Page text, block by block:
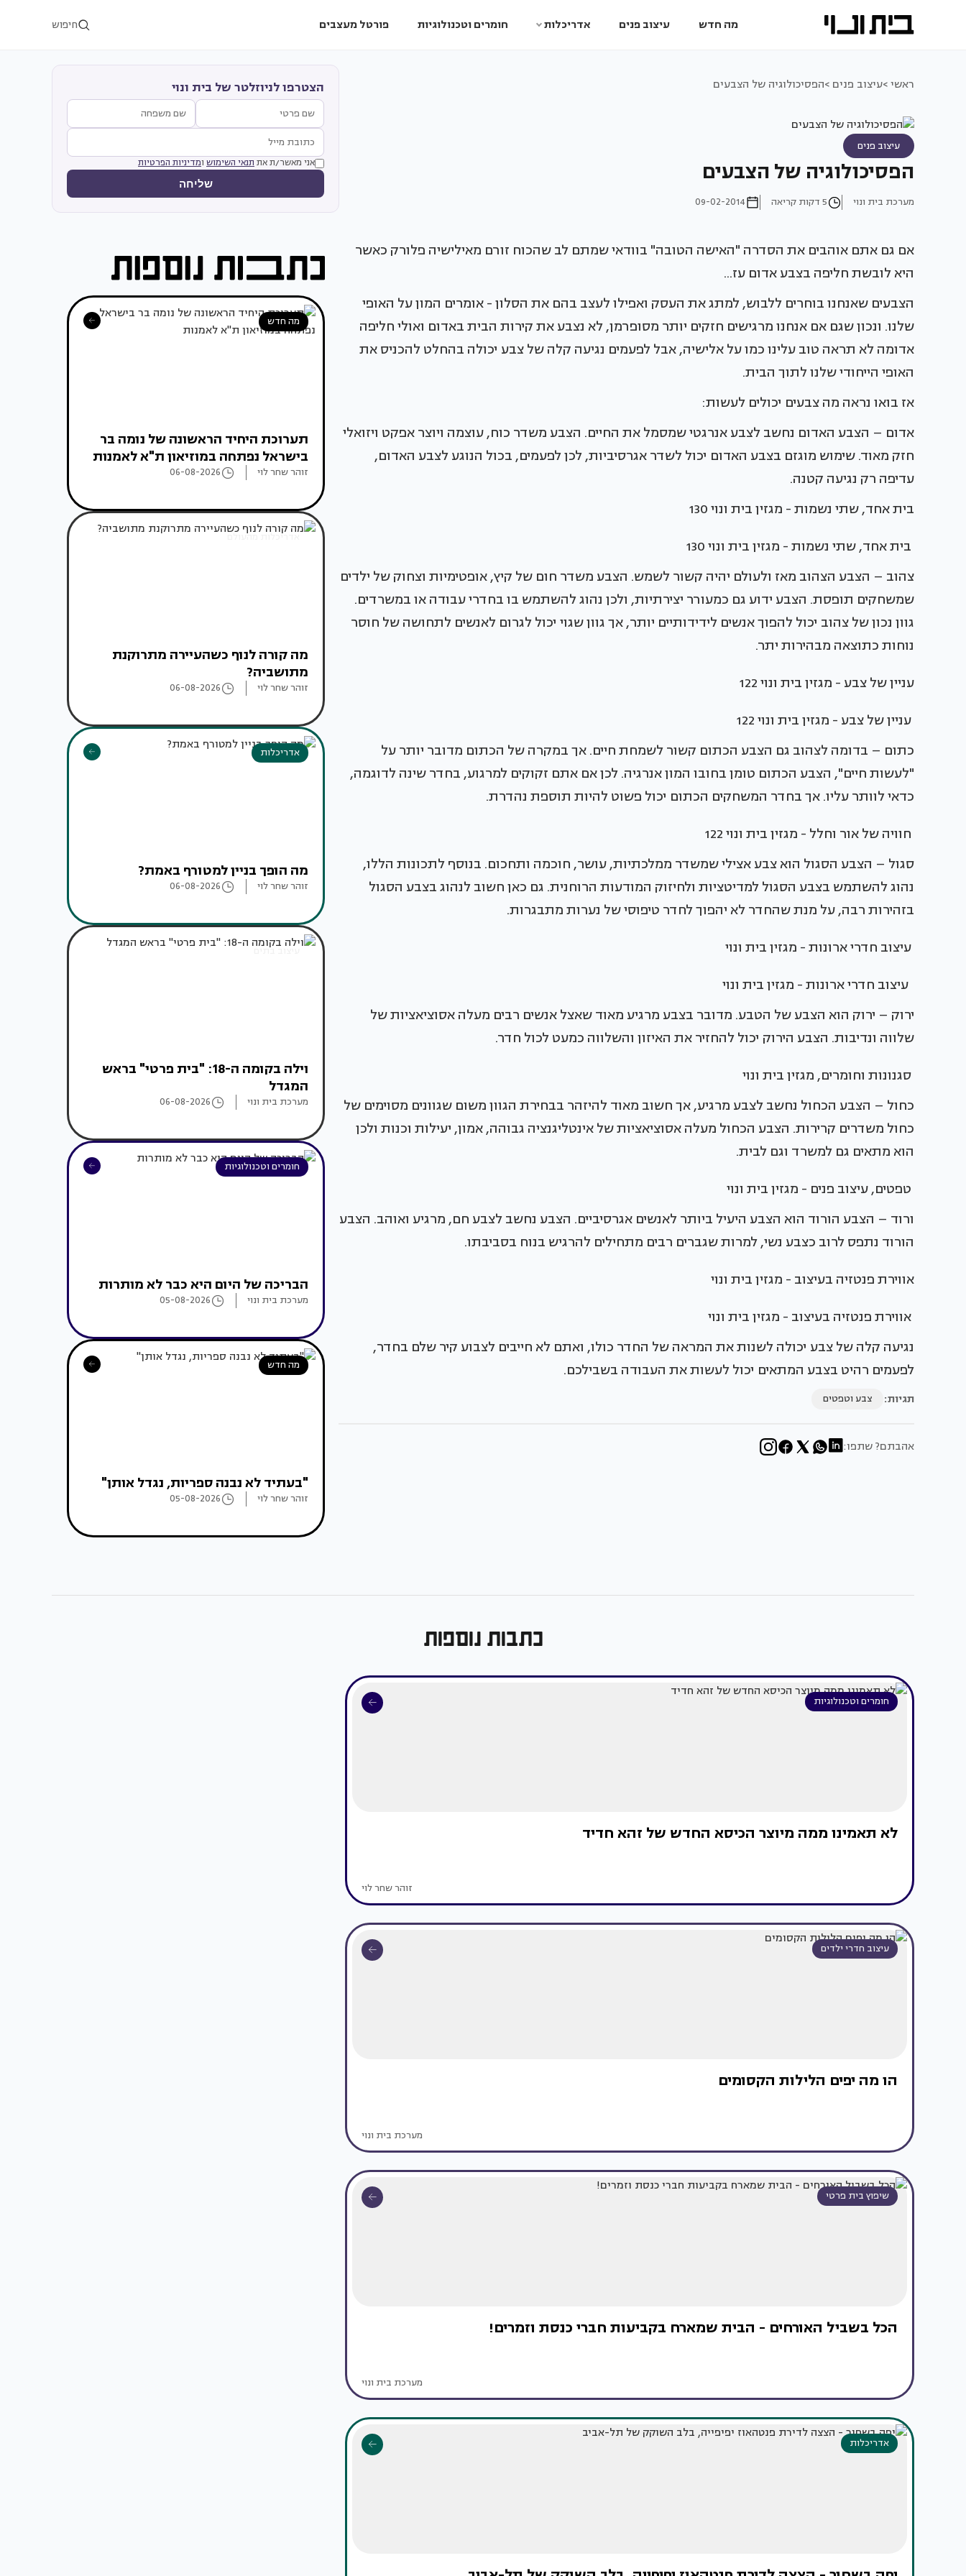
מה חדש עיצוב פנים אדריכלות חומרים וטכנולוגיות פורטל מעצבים חיפוש
ראשי >עיצוב פנים >הפסיכולוגיה של הצבעים
עיצוב פנים
הפסיכולוגיה של הצבעים
מערכת בית ונוי 5 דקות קריאה 09-02-2014
אם גם אתם אוהבים את הסדרה "האישה הטובה" בוודאי שמתם לב שהכוח זורם מאילישיה פלורק כאשר
היא לובשת חליפה בצבע אדום עז...
הצבעים שאנחנו בוחרים ללבוש, למתג את העסק ואפילו לעצב בהם את הסלון - אומרים המון על האופי
שלנו. ונכון שגם אם אנחנו מרגישים חזקים יותר מסופרמן, לא נצבע את קירות הבית באדום ואולי חליפה
אדומה לא תראה טוב עלינו כמו על אלישיה, אבל לפעמים נגיעה קלה של צבע יכולה בהחלט להכניס את
האופי הייחודי שלנו לתוך הבית.
אז בואו נראה מה צבעים יכולים לעשות:
אדום – הצבע האדום נחשב לצבע אנרגטי שמסמל את החיים. הצבע משדר כוח, עוצמה ויוצר אפקט ויזואלי
חזק מאוד. שימוש מוגזם בצבע האדום יכול לשדר אגרסיביות, לכן לפעמים, בכול הנוגע לצבע האדום,
עדיפה רק נגיעה קטנה.
בית אחד, שתי נשמות - מגזין בית ונוי 130
בית אחד, שתי נשמות - מגזין בית ונוי 130
צהוב – הצבע הצהוב מאז ולעולם יהיה קשור לשמש. הצבע משדר חום של קיץ, אופטימיות וצחוק של ילדים
שמשחקים תופסת. הצבע ידוע גם כמעורר יצירתיות, ולכן נהוג להשתמש בו בחדרי עבודה או במשרדים.
גוון נכון של צהוב יכול להפוך אנשים לידידותיים יותר, אך גוון שגוי יכול לגרום לאנשים לתחושה של חוסר
נוחות כתוצאה מבהירות יתר.
עניין של צבע - מגזין בית ונוי 122
עניין של צבע - מגזין בית ונוי 122
כתום – בדומה לצהוב גם הצבע הכתום קשור לשמחת חיים. אך במקרה של הכתום מדובר יותר על
"לעשות חיים", הצבע הכתום טומן בחובו המון אנרגיה. לכן אם אתם זקוקים למרגוע, בחדר שינה לדוגמה,
כדאי לוותר עליו. אך בחדר המשחקים הכתום יכול פשוט להיות תוספת נהדרת.
חוויה של אור וחלל - מגזין בית ונוי 122
סגול – הצבע הסגול הוא צבע אצילי שמשדר ממלכתיות, עושר, חוכמה ותחכום. בנוסף לתכונות הללו,
נהוג להשתמש בצבע הסגול למדיטציות ולחיזוק המודעות הרוחנית. גם כאן חשוב לנהוג בצבע הסגול
בזהירות רבה, על מנת שהחדר לא יהפוך לחדר טיפוסי של נערות מתבגרות.
עיצוב חדרי ארונות - מגזין בית ונוי
עיצוב חדרי ארונות - מגזין בית ונוי
ירוק – ירוק הוא הצבע של הטבע. מדובר בצבע מרגיע מאוד שאצל אנשים רבים מעלה אסוציאציות של
שלווה ונדיבות. הצבע הירוק יכול להחזיר את האיזון והשלווה כמעט לכול חדר.
סגנונות וחומרים, מגזין בית ונוי
כחול – הצבע הכחול נחשב לצבע מרגיע, אך חשוב מאוד להיזהר בבחירת הגוון משום שגוונים מסוימים של
כחול משדרים קרירות. הצבע הכחול מעלה אסוציאציות של אינטליגנציה גבוהה, אמון, יעילות וכנות ולכן
הוא מתאים גם למשרד וגם לבית.
טפטים, עיצוב פנים - מגזין בית ונוי
ורוד – הצבע הורוד הוא הצבע היעיל ביותר לאנשים אגרסיביים. הצבע נחשב לצבע חם, מרגיע ואוהב. הצבע
הורוד נתפס לרוב כצבע נשי, למרות שגברים רבים מתחילים להרגיש בנוח בסביבתו.
אווירת פנטזיה בעיצוב - מגזין בית ונוי
אווירת פנטזיה בעיצוב - מגזין בית ונוי
נגיעה קלה של צבע יכולה לשנות את המראה של החדר כולו, ואתם לא חייבים לצבוע קיר שלם בחדר,
לפעמים רהיט בצבע המתאים יכול לעשות את העבודה בשבילכם.
תגיות: צבע וטפטים
אהבתם? שתפו:
הצטרפו לניוזלטר של בית ונוי
אני מאשר/ת את תנאי השימוש ומדיניות הפרטיות
שליחה
מה חדש
תערוכת היחיד הראשונה של נומה בר
בישראל נפתחה במוזיאון ת"א לאמנות
זוהר שחר לוי 06-08-2026
אדריכלות מהעולם
מה קורה לנוף כשהעיירה מתרוקנת
מתושביה?
זוהר שחר לוי 06-08-2026
אדריכלות
מה הופך בניין למטורף באמת?
זוהר שחר לוי 06-08-2026
עיצוב בתים
וילה בקומה ה-18: "בית פרטי" בראש
המגדל
מערכת בית ונוי 06-08-2026
חומרים וטכנולוגיות
הבריכה של היום היא כבר לא מותרות
מערכת בית ונוי 05-08-2026
מה חדש
"בעתיד לא נבנה ספריות, נגדל אותן"
זוהר שחר לוי 05-08-2026
כתבות נוספות
חומרים וטכנולוגיות
לא תאמינו ממה מיוצר הכיסא החדש של זהא חדיד
זוהר שחר לוי
עיצוב חדרי ילדים
הו מה יפים הלילות הקסומים
מערכת בית ונוי
שיפוץ בית פרטי
הכל בשביל האורחים - הבית שמארח בקביעות חברי כנסת וזמרים!
מערכת בית ונוי
אדריכלות